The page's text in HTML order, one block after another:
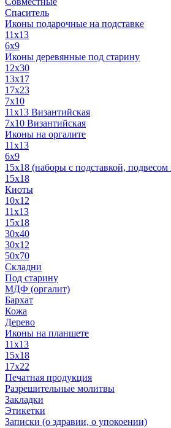
Спаситель
Иконы подарочные на подставке
11x13
6x9
Иконы деревянные под старину
12х30
13x17
17x23
7x10
11x13 Византийская
7x10 Византийская
Иконы на оргалите
11x13
6x9
15х18 (наборы с подставкой,
15x18
Киоты
10x12
11x13
15x18
30x40
30х12
50x70
Складни
Под старину
МДФ (оргалит)
Бархат
Кожа
Дерево
Иконы на планшете
11х13
15х18
17х22
Печатная продукция
Разрешительные молитвы
Закладки
Этикетки
Записки (о здравии, о упокоении)